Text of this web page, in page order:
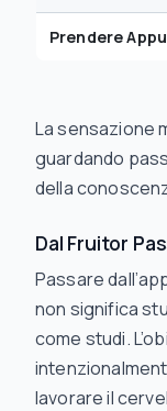
Prendere
La sensazione
guardando
della
Dal Fruitor
Passare
non significa
come studi.
lavorare il